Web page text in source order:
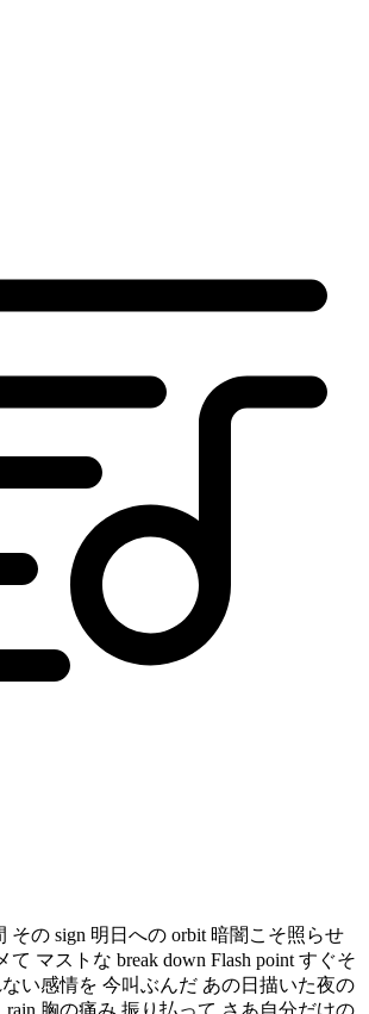
その sign 明日への orbit 暗闇こそ照らせ
て マストな break down Flash point すぐそ
い感情を 今叫ぶんだ あの日描いた夜の
胸の痛み 振り払って さあ自分だけの